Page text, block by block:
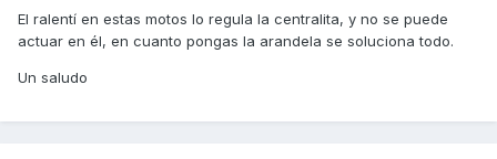
El ralentí en estas motos lo regula la centralita, y no se puede
actuar en él, en cuanto pongas la arandela se soluciona todo.
Un saludo